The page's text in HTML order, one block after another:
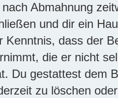
Abmahnung
und dir ein
Kenntnis, dass der
die er nicht
Du gestattest dem
zu löschen